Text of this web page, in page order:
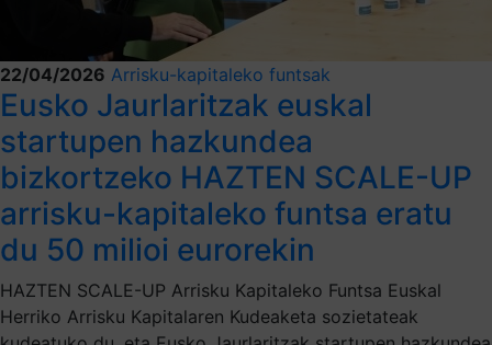
22/04/2026 Arrisku-kapitaleko funtsak
Eusko Jaurlaritzak euskal
startupen hazkundea
bizkortzeko HAZTEN SCALE-UP
arrisku-kapitaleko funtsa eratu
du 50 milioi eurorekin
HAZTEN SCALE-UP Arrisku Kapitaleko Funtsa Euskal
Herriko Arrisku Kapitalaren Kudeaketa sozietateak